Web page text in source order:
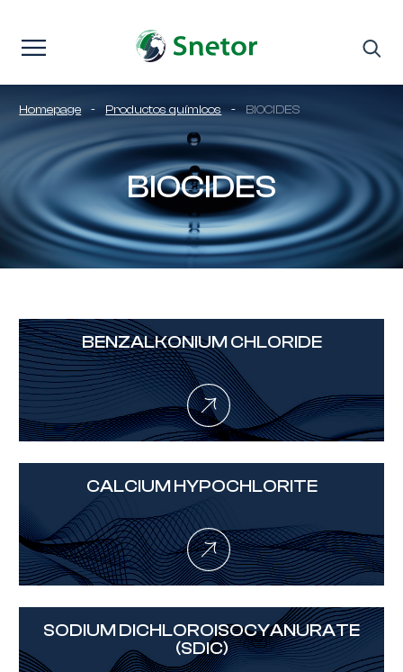
Homepage - Productos químicos - BIOCIDES
BIOCIDES
BENZALKONIUM CHLORIDE
CALCIUM HYPOCHLORITE
SODIUM DICHLOROISOCYANURATE
(SDIC)